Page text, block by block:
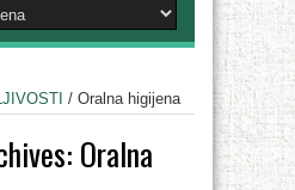
/ Oralna higijena
Oralna